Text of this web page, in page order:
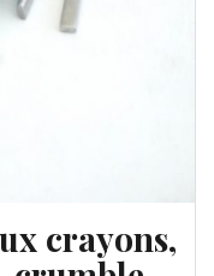
crayons,